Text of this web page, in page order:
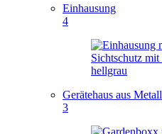
Einhausung
4
Gerätehaus aus Metall
3